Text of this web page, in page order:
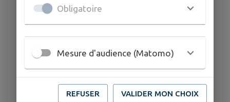
Obligatoire
Mesure d'audience (Matomo)
REFUSER VALIDER MON CHOIX